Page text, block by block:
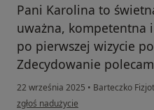
Pani Karolina to
uważna, kompetentna
po pierwszej wizycie
Zdecydowanie
22 września 2025 • Barteczko
w opinii użytkownika Patrycja
zgłoś nadużycie